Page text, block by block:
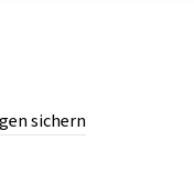
sichern